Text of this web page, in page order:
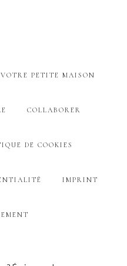
PETITE MAISON
COLLABORER
DE COOKIES
IMPRINT